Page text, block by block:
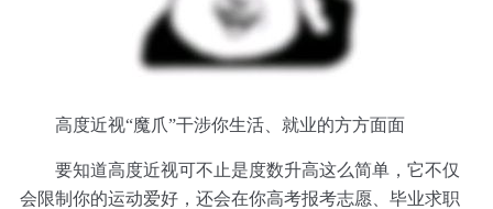
高度近视“魔爪”干涉你生活、就业的方方面面
要知道高度近视可不止是度数升高这么简单，它不仅
会限制你的运动爱好，还会在你高考报考志愿、毕业求职